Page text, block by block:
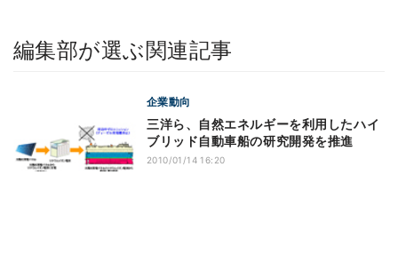
編集部が選ぶ関連記事
企業動向
三洋ら、自然エネルギーを利用したハイ
ブリッド自動車船の研究開発を推進
2010/01/14 16:20